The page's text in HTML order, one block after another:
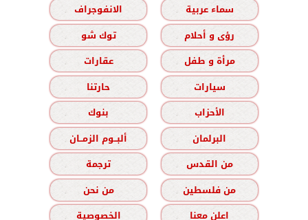
سماء عربية
الانفوجراف
رؤى و أحلام
توك شو
مرأة و طفل
عقارات
سيارات
حارتنا
الأحزاب
بنوك
البرلمان
ألبــوم الزمــان
من القدس
ترجمة
من فلسطين
من نحن
اعلن معنا
الخصوصية